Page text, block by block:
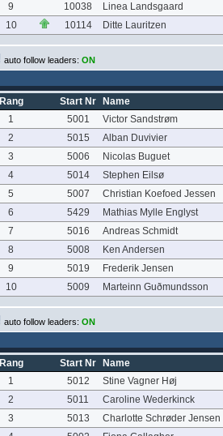
9
10038
Linea Landsgaard
10
10114 Ditte Lauritzen
auto follow leaders: ON
Rang Start Nr
Name
1
5001
Victor Sandstrøm
2
5015
Alban Duvivier
3
5006
Nicolas Buguet
4
5014
Stephen Eilsø
5
5007
Christian Koefoed Jessen
6
5429
Mathias Mylle Englyst
7
5016
Andreas Schmidt
8
5008
Ken Andersen
9
5019
Frederik Jensen
10
5009 Marteinn Guðmundsson
auto follow leaders: ON
Rang Start Nr
Name
1
5012
Stine Vagner Høj
2
5011
Caroline Wederkinck
3
5013
Charlotte Schrøder Jensen